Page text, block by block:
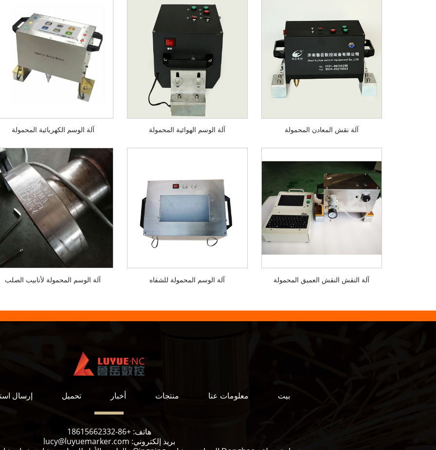
آلة الوسم الكهربائية المحمولة آلة الوسم الهوائية المحمولة آلة نقش المعادن المحمولة
آلة الوسم المحمولة لأنابيب الصلب آلة الوسم المحمولة للشفاه آلة النقش النقش العميق المحمولة
بيت معلومات عنا منتجات أخبار تحميل إرسال
هاتف:+86-18615662332
بريد إلكتروني: lucy@luyuemarker.com